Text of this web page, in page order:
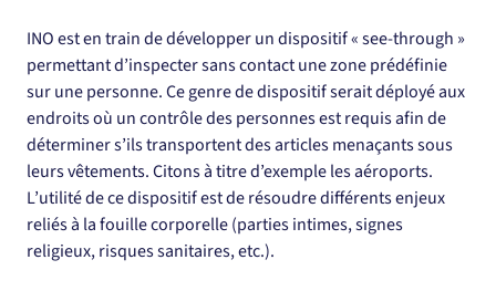
INO est en train de développer un dispositif « see-through »
permettant d’inspecter sans contact une zone prédéfinie
sur une personne. Ce genre de dispositif serait déployé aux
endroits où un contrôle des personnes est requis afin de
déterminer s’ils transportent des articles menaçants sous
leurs vêtements. Citons à titre d’exemple les aéroports.
L’utilité de ce dispositif est de résoudre différents enjeux
reliés à la fouille corporelle (parties intimes, signes
religieux, risques sanitaires, etc.).